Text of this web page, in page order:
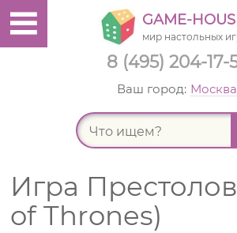
8 (495) 204-17-
GAME-
мир настольных
Ваш город: Москва
Игра
of Thrones)